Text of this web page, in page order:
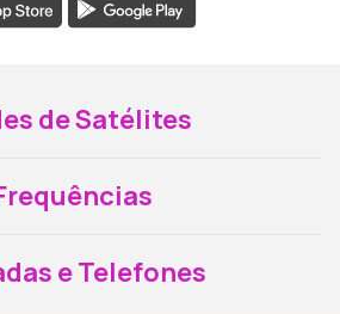
de Satélites
e Telefones